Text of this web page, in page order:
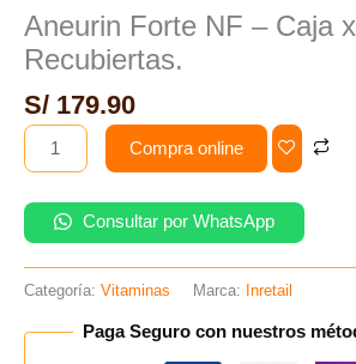
Aneurin Forte NF – Caja
Recubiertas.
S/ 179.90
Compra online
Consultar por WhatsApp
Categoría: Vitaminas Marca: Inretail
Paga Seguro con nuestros